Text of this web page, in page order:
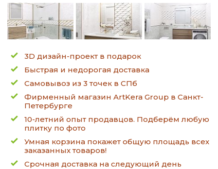
3D дизайн-проект в подарок
Быстрая и недорогая доставка
Самовывоз из 3 точек в СПб
Фирменный магазин ArtKera Group в Санкт-
Петербурге
10-летний опыт продавцов. Подберём любую
плитку по фото
Умная корзина покажет общую площадь всех
заказанных товаров!
Срочная доставка на следующий день